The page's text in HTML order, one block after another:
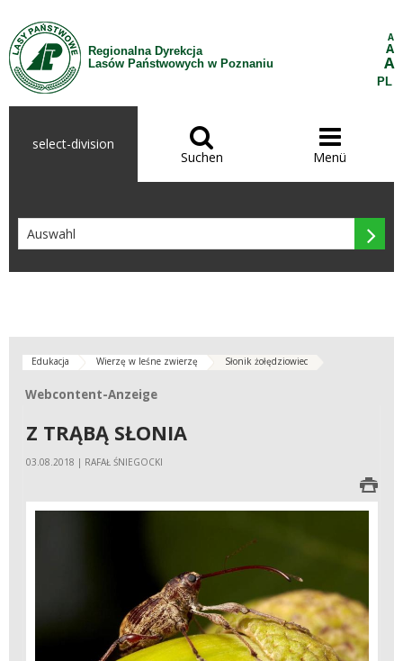
Zum Inhalt wechseln
Regionalna Dyrekcja
Lasów Państwowych w Poznaniu
A
A
A
PL
select-division 
Suchen

Menü

Edukacja Wierzę w leśne zwierzę Słonik żołędziowiec
Webcontent-Anzeige
Webcontent-Anzeige
Z TRĄBĄ SŁONIA
03.08.2018 | RAFAŁ ŚNIEGOCKI